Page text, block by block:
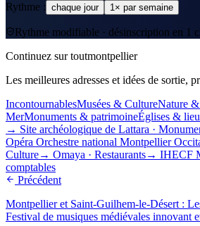
Rythme : chaque jour 1× par semaine
Rythme modifiable · désinscription en 1
Continuez sur toutmontpellier
Les meilleures adresses et idées de sortie,
IncontournablesMusées & CultureNature
MerMonuments & patrimoineÉglises &
→ Site archéologique de Lattara ·
Opéra Orchestre national Montpellier
Culture→ Omaya · Restaurants→ IHECF
comptables
Précédent
Montpellier et Saint-Guilhem-le-Désert :
Festival de musiques médiévales innovant